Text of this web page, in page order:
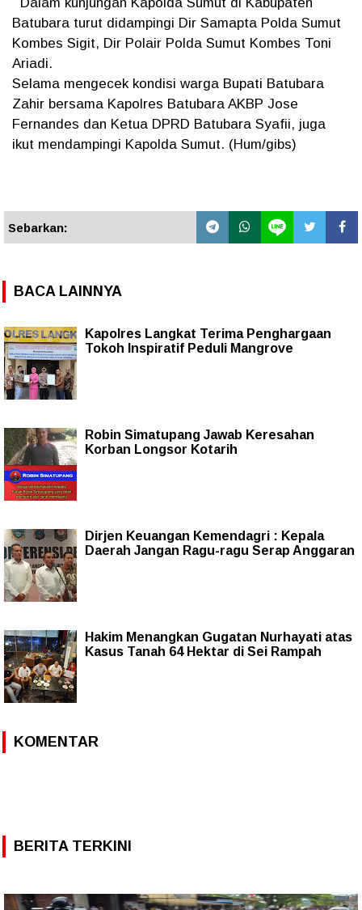
Batubara turut didampingi Dir Samapta Polda Sumut
Kombes Sigit, Dir Polair Polda Sumut Kombes Toni
Ariadi.
Selama mengecek kondisi warga Bupati Batubara
Zahir bersama Kapolres Batubara AKBP Jose
Fernandes dan Ketua DPRD Batubara Syafii, juga
ikut mendampingi Kapolda Sumut. (Hum/gibs)
Sebarkan:
BACA LAINNYA
Kapolres Langkat Terima Penghargaan
Tokoh Inspiratif Peduli Mangrove
Robin Simatupang Jawab Keresahan
Korban Longsor Kotarih
Dirjen Keuangan Kemendagri : Kepala
Daerah Jangan Ragu-ragu Serap Anggaran
Hakim Menangkan Gugatan Nurhayati atas
Kasus Tanah 64 Hektar di Sei Rampah
KOMENTAR
BERITA TERKINI